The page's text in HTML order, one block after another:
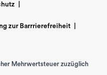
zur Barrrierefreiheit
Mehrwertsteuer zuzüglich